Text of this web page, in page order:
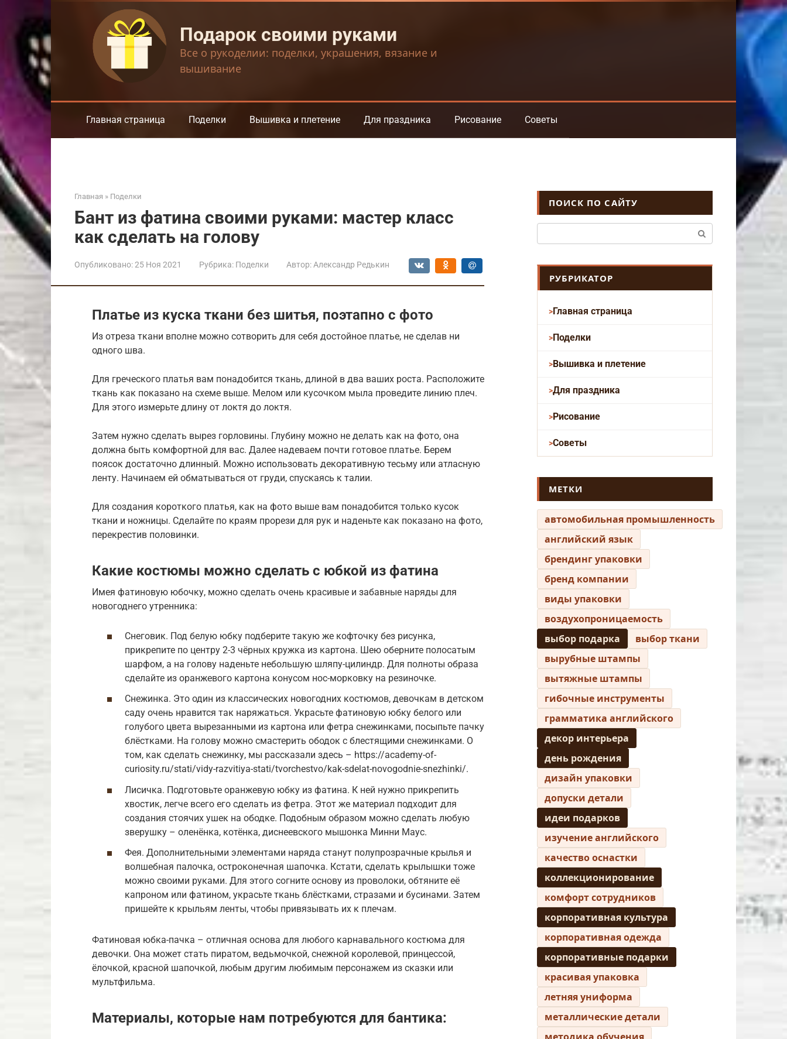
контенту
Подарок своими руками
Все о рукоделии: поделки, украшения, вязание и
вышивание
Главная страница Поделки Вышивка и плетение Для праздника Рисование Советы
Главная » Поделки
Бант из фатина своими руками: мастер класс
как сделать на голову
Опубликовано:25 Ноя 2021 Рубрика: Поделки Автор: Александр Редькин
Платье из куска ткани без шитья, поэтапно с фото
Из отреза ткани вполне можно сотворить для себя достойное платье, не сделав ни
одного шва.
Для греческого платья вам понадобится ткань, длиной в два ваших роста. Расположите
ткань как показано на схеме выше. Мелом или кусочком мыла проведите линию плеч.
Для этого измерьте длину от локтя до локтя.
Затем нужно сделать вырез горловины. Глубину можно не делать как на фото, она
должна быть комфортной для вас. Далее надеваем почти готовое платье. Берем
поясок достаточно длинный. Можно использовать декоративную тесьму или атласную
ленту. Начинаем ей обматываться от груди, спускаясь к талии.
Для создания короткого платья, как на фото выше вам понадобится только кусок
ткани и ножницы. Сделайте по краям прорези для рук и наденьте как показано на фото,
перекрестив половинки.
Какие костюмы можно сделать с юбкой из фатина
Имея фатиновую юбочку, можно сделать очень красивые и забавные наряды для
новогоднего утренника:
Снеговик. Под белую юбку подберите такую же кофточку без рисунка,
прикрепите по центру 2-3 чёрных кружка из картона. Шею оберните полосатым
шарфом, а на голову наденьте небольшую шляпу-цилиндр. Для полноты образа
сделайте из оранжевого картона конусом нос-морковку на резиночке.
Снежинка. Это один из классических новогодних костюмов, девочкам в детском
саду очень нравится так наряжаться. Украсьте фатиновую юбку белого или
голубого цвета вырезанными из картона или фетра снежинками, посыпьте пачку
блёстками. На голову можно смастерить ободок с блестящими снежинками. О
том, как сделать снежинку, мы рассказали здесь – https://academy-of-
curiosity.ru/stati/vidy-razvitiya-stati/tvorchestvo/kak-sdelat-novogodnie-snezhinki/.
Лисичка. Подготовьте оранжевую юбку из фатина. К ней нужно прикрепить
хвостик, легче всего его сделать из фетра. Этот же материал подходит для
создания стоячих ушек на ободке. Подобным образом можно сделать любую
зверушку – оленёнка, котёнка, диснеевского мышонка Минни Маус.
Фея. Дополнительными элементами наряда станут полупрозрачные крылья и
волшебная палочка, остроконечная шапочка. Кстати, сделать крылышки тоже
можно своими руками. Для этого согните основу из проволоки, обтяните её
капроном или фатином, украсьте ткань блёстками, стразами и бусинами. Затем
пришейте к крыльям ленты, чтобы привязывать их к плечам.
Фатиновая юбка-пачка – отличная основа для любого карнавального костюма для
девочки. Она может стать пиратом, ведьмочкой, снежной королевой, принцессой,
ёлочкой, красной шапочкой, любым другим любимым персонажем из сказки или
мультфильма.
Материалы, которые нам потребуются для бантика:
ПОИСК ПО САЙТУ
РУБРИКАТОР
Главная страница
Поделки
Вышивка и плетение
Для праздника
Рисование
Советы
МЕТКИ
автомобильная промышленность
английский язык
брендинг упаковки
бренд компании
виды упаковки
воздухопроницаемость
выбор подарка
выбор ткани
вырубные штампы
вытяжные штампы
гибочные инструменты
грамматика английского
декор интерьера
день рождения
дизайн упаковки
допуски детали
идеи подарков
изучение английского
качество оснастки
коллекционирование
комфорт сотрудников
корпоративная культура
корпоративная одежда
корпоративные подарки
красивая упаковка
летняя униформа
металлические детали